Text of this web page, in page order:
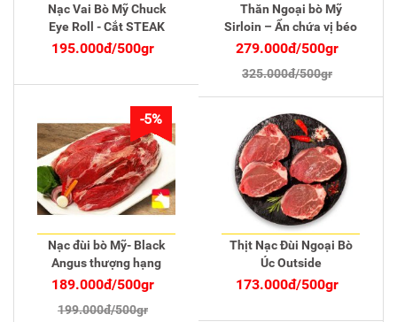
Nạc Vai Bò Mỹ Chuck
Eye Roll - Cắt STEAK
195.000đ/500gr
Thăn Ngoại bò Mỹ
Sirloin – Ẩn chứa vị béo
ngọt, hương ngất ngây
279.000đ/500gr
325.000đ/500gr
Nạc đùi bò Mỹ- Black
Angus thượng hạng
189.000đ/500gr
199.000đ/500gr
-5%
Thịt Nạc Đùi Ngoại Bò
Úc Outside
173.000đ/500gr